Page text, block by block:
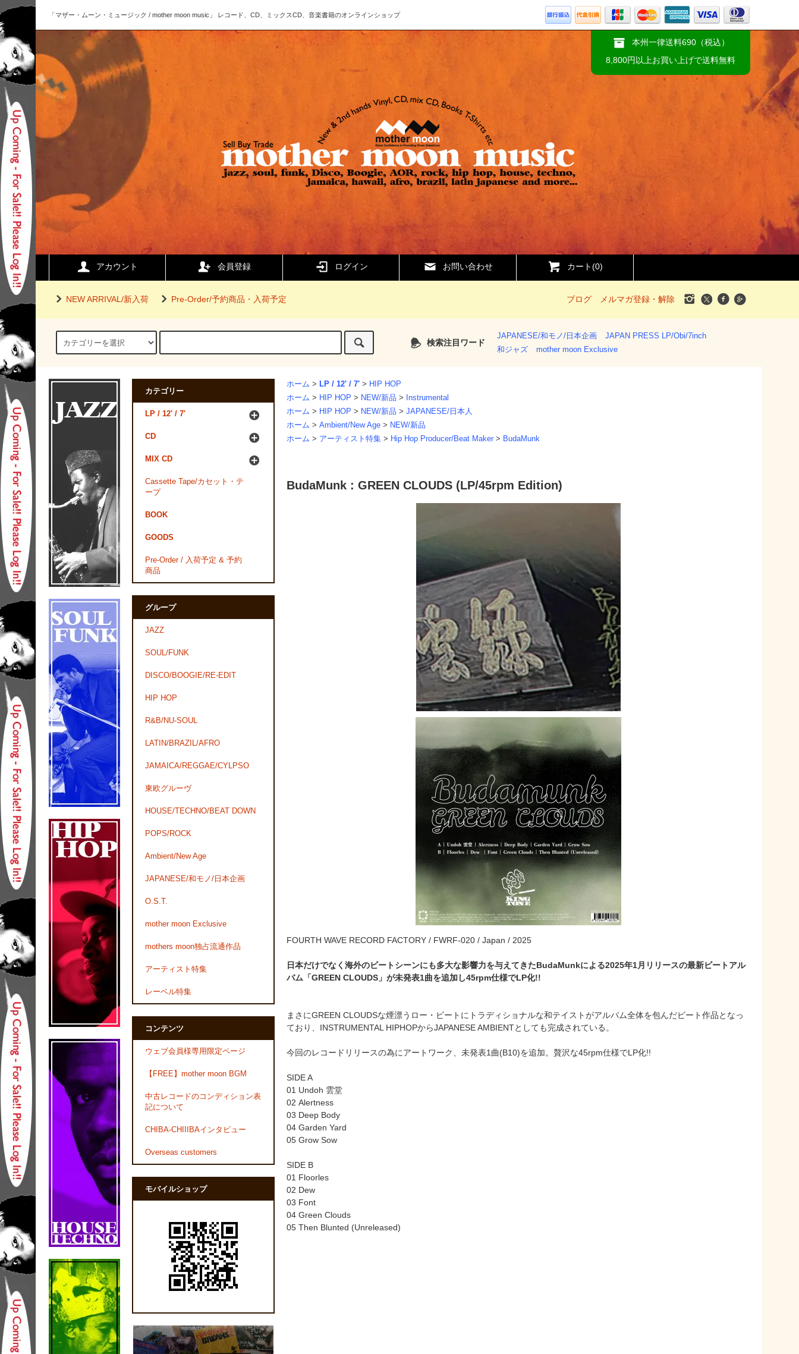
「マザー・ムーン・ミュージック / mother moon music」 レコード、CD、ミックスCD、音楽書籍のオンラインショップ
本州一律送料690（税込）
8,800円以上お買い上げで送料無料
アカウント 会員登録 ログイン お問い合わせ カート(0)
NEW ARRIVAL/新入荷 Pre-Order/予約商品・入荷予定 ブログ メルマガ登録・解除
検索注目ワード
JAPANESE/和モノ/日本企画
JAPAN PRESS LP/Obi/7inch
和ジャズ
mother moon Exclusive
ホーム > LP / 12' / 7' > HIP HOP
ホーム > HIP HOP > NEW/新品 >
Instrumental
ホーム > HIP HOP > NEW/新品 > JAPANESE/日本人
ホーム > Ambient/New Age > NEW/新品
ホーム > アーティスト特集 > Hip Hop Producer/Beat Maker > BudaMunk
BudaMunk : GREEN CLOUDS (LP/45rpm Edition)
FOURTH WAVE RECORD FACTORY / FWRF-020 / Japan / 2025
日本だけでなく海外のビートシーンにも多大な影響力を与えてきたBudaMunkによる2025年1月リリースの最新ビートアル
バム「GREEN CLOUDS」が未発表1曲を追加し45rpm仕様でLP化!!
まさにGREEN CLOUDSな煙漂うロー・ビートにトラディショナルな和テイストがアルバム全体を包んだビート作品となっ
ており、INSTRUMENTAL HIPHOPからJAPANESE AMBIENTとしても完成されている。
今回のレコードリリースの為にアートワーク、未発表1曲(B10)を追加。贅沢な45rpm仕様でLP化!!
SIDE A
01 Undoh 雲堂
02 Alertness
03 Deep Body
04 Garden Yard
05 Grow Sow
SIDE B
01 Floorles
02 Dew
03 Font
04 Green Clouds
05 Then Blunted (Unreleased)
カテゴリー
LP / 12' / 7'
CD
MIX CD
Cassette Tape/カセット・テ
ープ
BOOK
GOODS
Pre-Order / 入荷予定 & 予約
商品
グループ
JAZZ
SOUL/FUNK
DISCO/BOOGIE/RE-EDIT
HIP HOP
R&B/NU-SOUL
LATIN/BRAZIL/AFRO
JAMAICA/REGGAE/CYLPSO
東欧グルーヴ
HOUSE/TECHNO/BEAT DOWN
POPS/ROCK
Ambient/New Age
JAPANESE/和モノ/日本企画
O.S.T.
mother moon Exclusive
mothers moon独占流通作品
アーティスト特集
レーベル特集
コンテンツ
ウェブ会員様専用限定ページ
【FREE】mother moon BGM
中古レコードのコンディション表
記について
CHIBA-CHIIIBAインタビュー
Overseas customers
モバイルショップ